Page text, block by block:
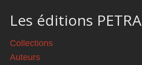
Les éditions PETRA
Collections
Auteurs